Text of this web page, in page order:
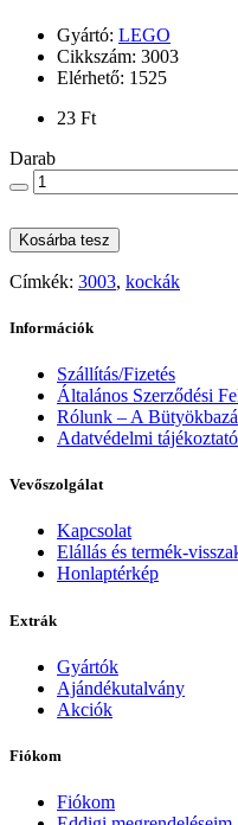
Gyártó: LEGO
Cikkszám: 3003
Elérhető: 1525
23 Ft
Darab
Kosárba tesz
Címkék: 3003, kockák
Információk
Szállítás/Fizetés
Általános Szerződési
Rólunk – A
Adatvédelmi tájékoztató
Vevőszolgálat
Kapcsolat
Elállás és termék-
Honlaptérkép
Extrák
Gyártók
Ajándékutalvány
Akciók
Fiókom
Fiókom